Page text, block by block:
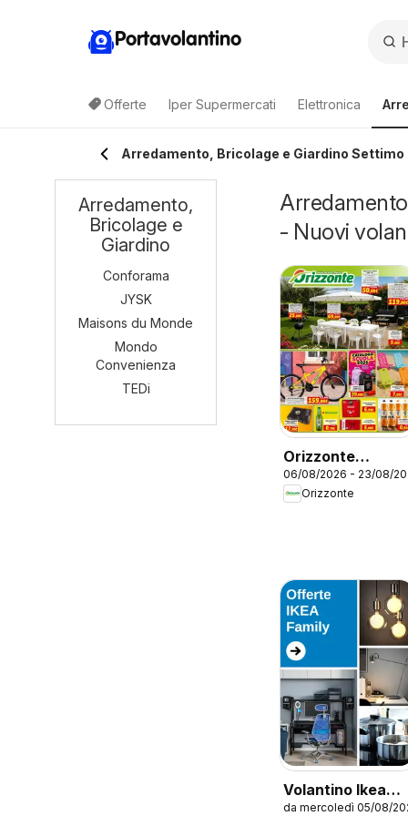
Portavolantino
Offerte Iper Supermercati Elettronica
Arredamento, Bricolage e Giardino Settimo
- Nuovi
Orizzonte
volantino
06/08/2026 - 23/08/
Orizzonte
Volantino Ikea
Family
da mercoledì 05/08/
Arredamento,
Bricolage e
Giardino
Conforama
JYSK
Maisons du Monde
Mondo
Convenienza
TEDi